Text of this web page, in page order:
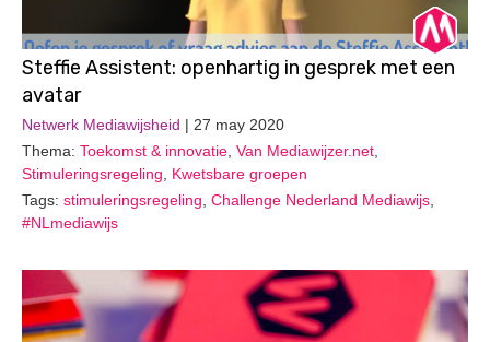
Steffie Assistent: openhartig in gesprek met een
avatar
Netwerk Mediawijsheid | 27 may 2020
Thema: Toekomst & innovatie Van Mediawijzer.net
Stimuleringsregeling
Kwetsbare groepen
Tags: stimuleringsregeling Challenge Nederland Mediawijs
#NLmediawijs